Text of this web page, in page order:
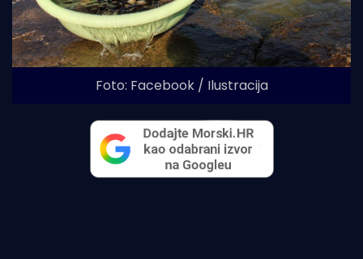
Foto: Facebook / Ilustracija